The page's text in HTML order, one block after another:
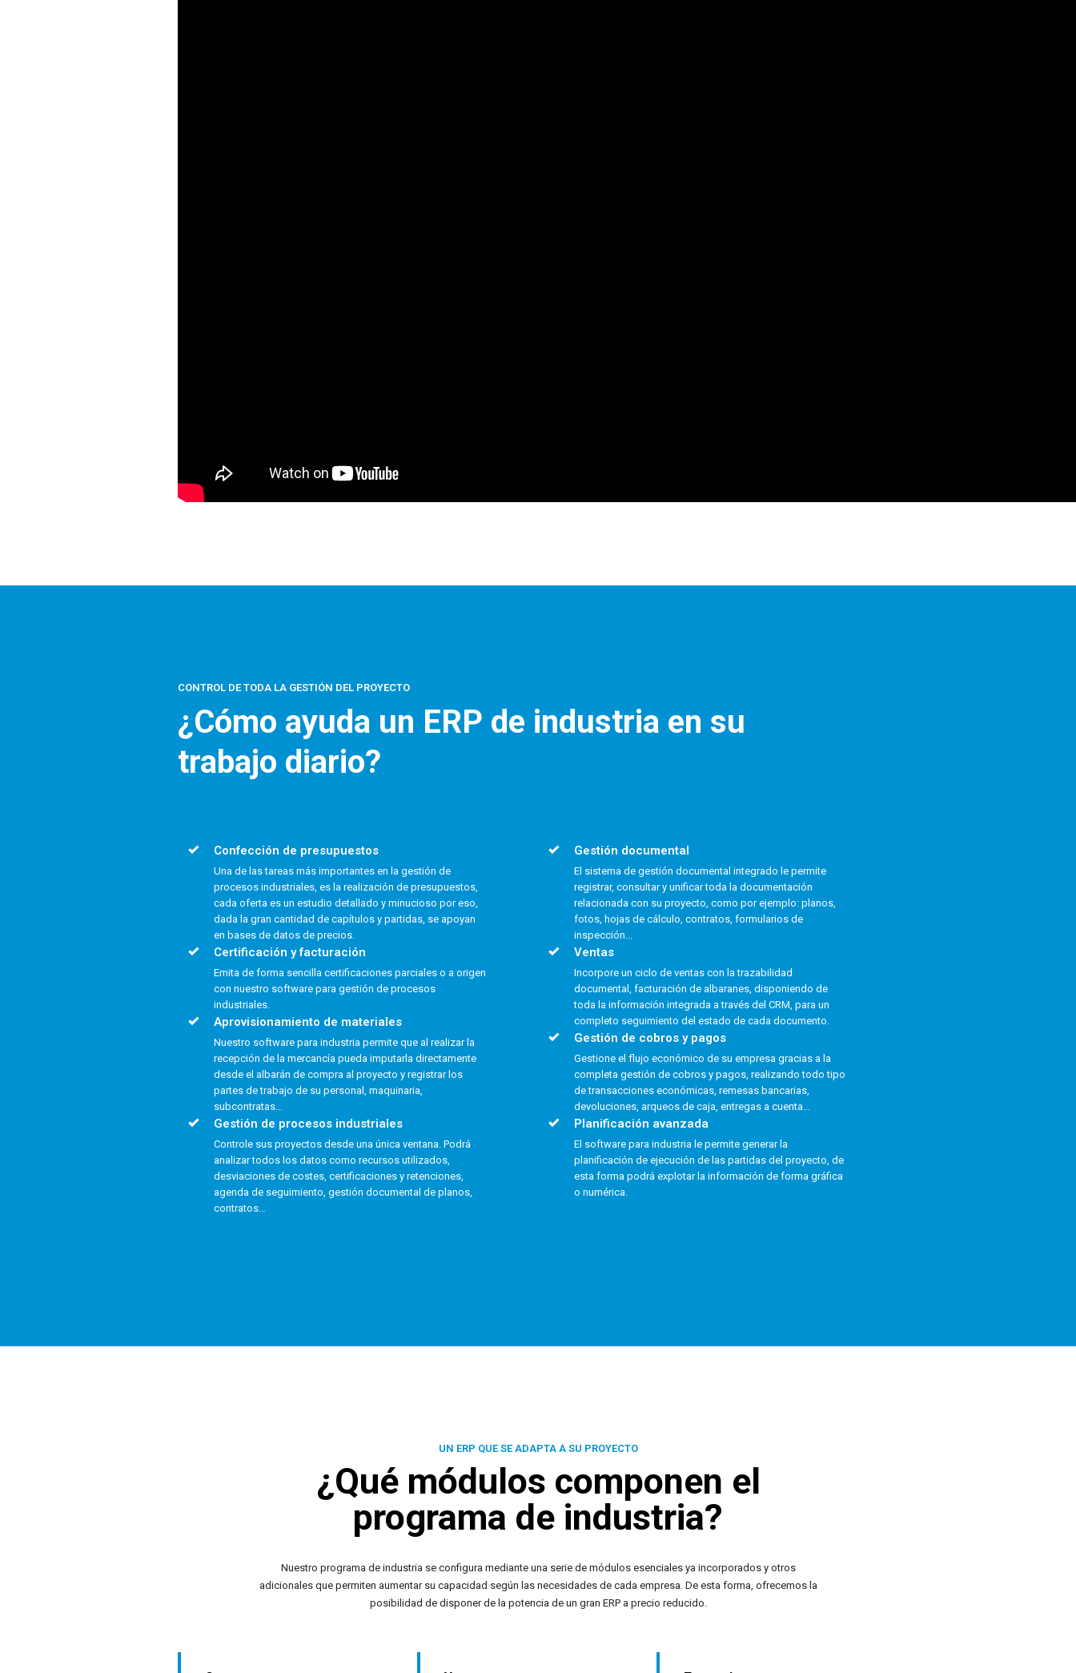
CONTROL DE TODA LA GESTIÓN DEL PROYECTO
¿Cómo ayuda un ERP de industria en su
trabajo diario?
Confección de presupuestos
Una de las tareas más importantes en la gestión de
procesos industriales, es la realización de presupuestos,
cada oferta es un estudio detallado y minucioso por eso,
dada la gran cantidad de capítulos y partidas, se apoyan
en bases de datos de precios.
Certificación y facturación
Emita de forma sencilla certificaciones parciales o a origen
con nuestro software para gestión de procesos
industriales.
Aprovisionamiento de materiales
Nuestro software para industria permite que al realizar la
recepción de la mercancía pueda imputarla directamente
desde el albarán de compra al proyecto y registrar los
partes de trabajo de su personal, maquinaria,
subcontratas...
Gestión de procesos industriales
Controle sus proyectos desde una única ventana. Podrá
analizar todos los datos como recursos utilizados,
desviaciones de costes, certificaciones y retenciones,
agenda de seguimiento, gestión documental de planos,
contratos…
Gestión documental
El sistema de gestión documental integrado le permite
registrar, consultar y unificar toda la documentación
relacionada con su proyecto, como por ejemplo: planos,
fotos, hojas de cálculo, contratos, formularios de
inspección...
Ventas
Incorpore un ciclo de ventas con la trazabilidad
documental, facturación de albaranes, disponiendo de
toda la información integrada a través del CRM, para un
completo seguimiento del estado de cada documento.
Gestión de cobros y pagos
Gestione el flujo económico de su empresa gracias a la
completa gestión de cobros y pagos, realizando todo tipo
de transacciones económicas, remesas bancarias,
devoluciones, arqueos de caja, entregas a cuenta...
Planificación avanzada
El software para industria le permite generar la
planificación de ejecución de las partidas del proyecto, de
esta forma podrá explotar la información de forma gráfica
o numérica.
UN ERP QUE SE ADAPTA A SU PROYECTO
¿Qué módulos componen el
programa de industria?
Nuestro programa de industria se configura mediante una serie de módulos esenciales ya incorporados y otros
adicionales que permiten aumentar su capacidad según las necesidades de cada empresa. De esta forma, ofrecemos la
posibilidad de disponer de la potencia de un gran ERP a precio reducido.